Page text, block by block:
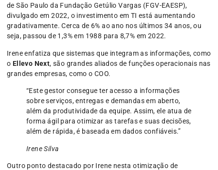
de São Paulo da Fundação Getúlio Vargas (FGV-EAESP),
divulgado em 2022, o investimento em TI está aumentando
gradativamente. Cerca de 6% ao ano nos últimos 34 anos, ou
seja, passou de 1,3% em 1988 para 8,7% em 2022.
Irene enfatiza que sistemas que integram as informações, como
o Ellevo Next, são grandes aliados de funções operacionais nas
grandes empresas, como o COO.
“Este gestor consegue ter acesso a informações
sobre serviços, entregas e demandas em aberto,
além da produtividade da equipe. Assim, ele atua de
forma ágil para otimizar as tarefas e suas decisões,
além de rápida, é baseada em dados confiáveis.”
Irene Silva
Outro ponto destacado por Irene nesta otimização de